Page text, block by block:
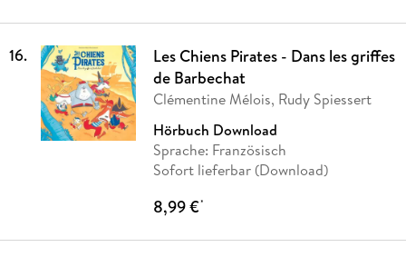
16.
Les Chiens Pirates - Dans les griffes
de Barbechat
Clémentine Mélois, Rudy Spiessert
Hörbuch Download
Sprache: Französisch
Sofort lieferbar (Download)
8,99 €*